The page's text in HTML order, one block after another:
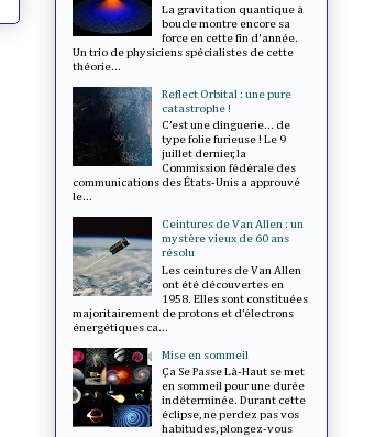
La gravitation quantique à
boucle montre encore sa
force en cette fin d'année.
Un trio de physiciens spécialistes de cette
théorie...
Reflect Orbital : une pure
catastrophe !
C’est une dinguerie... de
type folie furieuse ! Le 9
juillet dernier, la
Commission fédérale des
communications des États-Unis a approuvé
le...
Ceintures de Van Allen : un
mystère vieux de 60 ans
résolu
Les ceintures de Van Allen
ont été découvertes en
1958. Elles sont constituées
majoritairement de protons et d’électrons
énergétiques ca...
Mise en sommeil
Ça Se Passe Là-Haut se met
en sommeil pour une durée
indéterminée. Durant cette
éclipse, ne perdez pas vos
habitudes, plongez-vous